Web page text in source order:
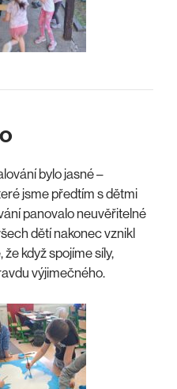
bylo jasné –
jsme předtím s dětmi
panovalo neuvěřitelné
dětí nakonec vznikl
když spojíme síly,
výjimečného.